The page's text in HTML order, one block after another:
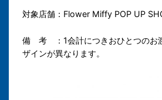
対象店舗：Flower Miffy POP UP
備 考 ：1会計につきおひとつのお
ザインが異なります。